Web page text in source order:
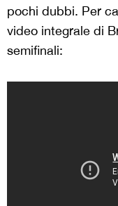
pochi dubbi. Per
video integrale di
semifinali: